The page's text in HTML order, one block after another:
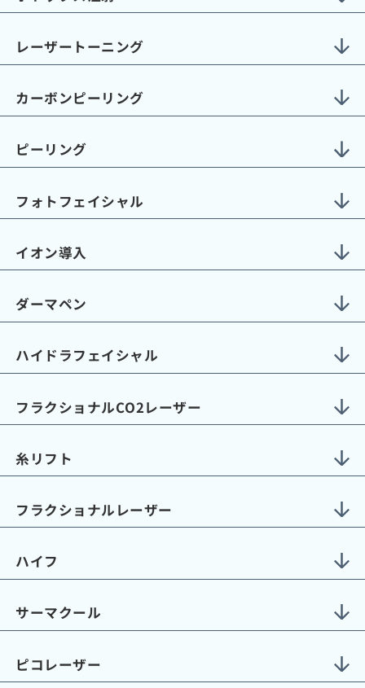
レーザートーニング
カーボンピーリング
ピーリング
フォトフェイシャル
イオン導入
ダーマペン
ハイドラフェイシャル
フラクショナルCO2レーザー
糸リフト
フラクショナルレーザー
ハイフ
サーマクール
ピコレーザー